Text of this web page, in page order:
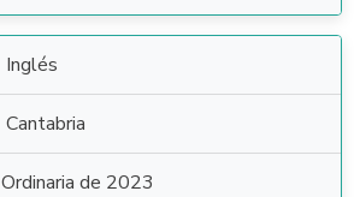
Inglés
Cantabria
Ordinaria de 2023